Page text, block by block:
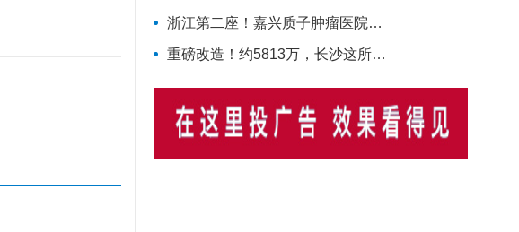
浙江第二座！嘉兴质子肿瘤医院新建项目动工，10亿投资守护健康嘉兴
重磅改造！约5813万，长沙这所医院将蜕变！